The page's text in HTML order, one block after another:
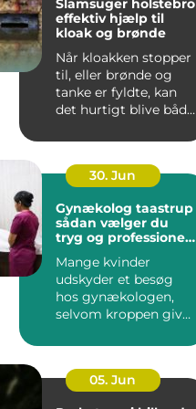
Slamsuger holstebro
effektiv hjælp til
kloak og brønde
Når kloakken stopper
til, eller brønde og
tanke er fyldte, kan
det hurtigt blive både
30. Jun
Gynækolog taastrup
sådan vælger du
tryg og professionel
Mange kvinder
udskyder et besøg
hos gynækologen,
selvom kroppen giver
noget er...
05. Jun